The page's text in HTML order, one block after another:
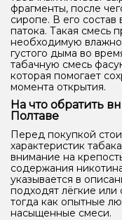
фрагменты, после
сиропе. В его состав
патока. Такая смесь
необходимую
густого дыма во
табачную смесь
которая помогает
момента открытия.
На что обратить
Полтаве
Перед покупкой
характеристик
внимание на
содержания
указывается в
подходят лёгкие
тогда как опытные
насыщенные смеси.